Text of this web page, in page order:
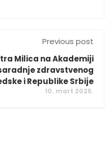
Previous post
Milica na Akademiji
zdravstvenog
i Republike Srbije
10. mart 2025.